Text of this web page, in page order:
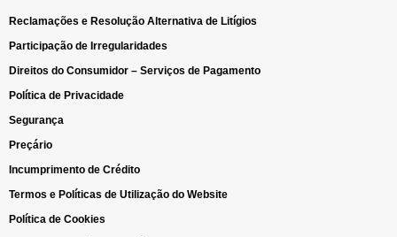
Reclamações e Resolução Alternativa de Litígios
Participação de Irregularidades
Direitos do Consumidor – Serviços de Pagamento
Política de Privacidade
Segurança
Preçário
Incumprimento de Crédito
Termos e Políticas de Utilização do Website
Política de Cookies